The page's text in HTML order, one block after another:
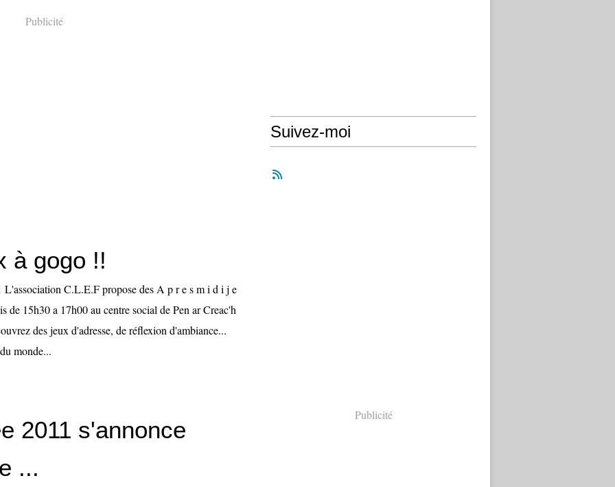
Publicité
à gogo !!
L'association C.L.E.F propose des A p r e s m i d i j e
de 15h30 a 17h00 au centre social de Pen ar Creac'h
des jeux d'adresse, de réflexion d'ambiance...
monde...
2011 s'annonce
...
Suivez-moi
Publicité